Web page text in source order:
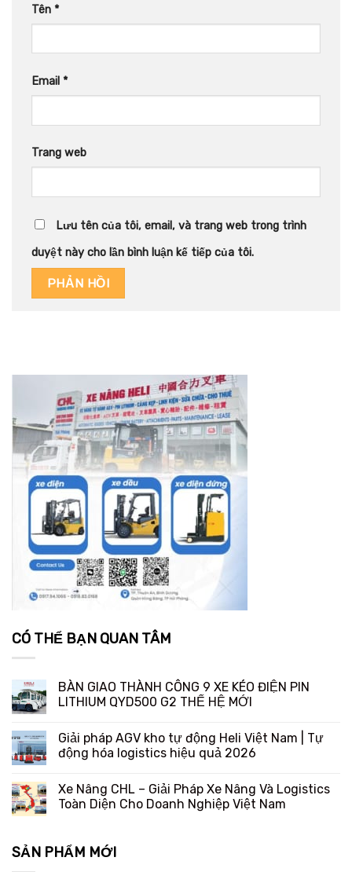
Tên *
Email *
Trang web
Lưu tên của tôi, email, và trang web trong trình
duyệt này cho lần bình luận kế tiếp của tôi.
CÓ THỂ BẠN QUAN TÂM
BÀN GIAO THÀNH CÔNG 9 XE KÉO ĐIỆN PIN
LITHIUM QYD500 G2 THẾ HỆ MỚI
Giải pháp AGV kho tự động Heli Việt Nam | Tự
động hóa logistics hiệu quả 2026
Xe Nâng CHL – Giải Pháp Xe Nâng Và Logistics
Toàn Diện Cho Doanh Nghiệp Việt Nam
SẢN PHẨM MỚI